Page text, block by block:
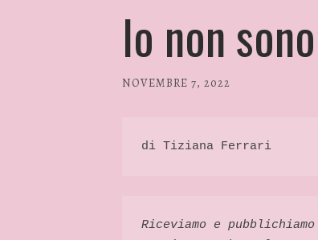
Io non
NOVEMBRE 7, 2022
di Tiziana Ferrari
Riceviamo e